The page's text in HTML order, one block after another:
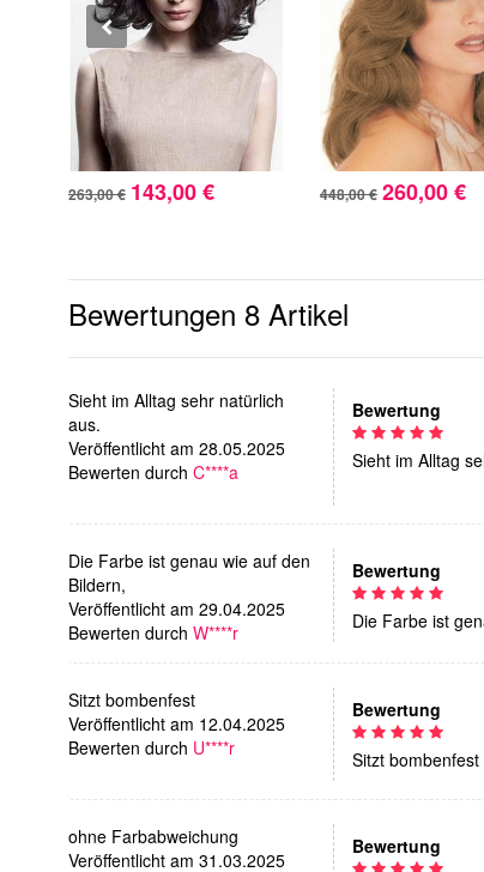
263,00 € 143,00 € 448,00 € 260,00 €
Bewertungen 8 Artikel
Sieht im Alltag sehr natürlich
aus.
Veröffentlicht am 28.05.2025
Bewerten durch C****a
Bewertung
Sieht im Alltag
Die Farbe ist genau wie auf den
Bildern,
Veröffentlicht am 29.04.2025
Bewerten durch W****r
Bewertung
Die Farbe ist
Sitzt bombenfest
Veröffentlicht am 12.04.2025
Bewerten durch U****r
Bewertung
Sitzt
ohne Farbabweichung
Veröffentlicht am 31.03.2025
Bewertung